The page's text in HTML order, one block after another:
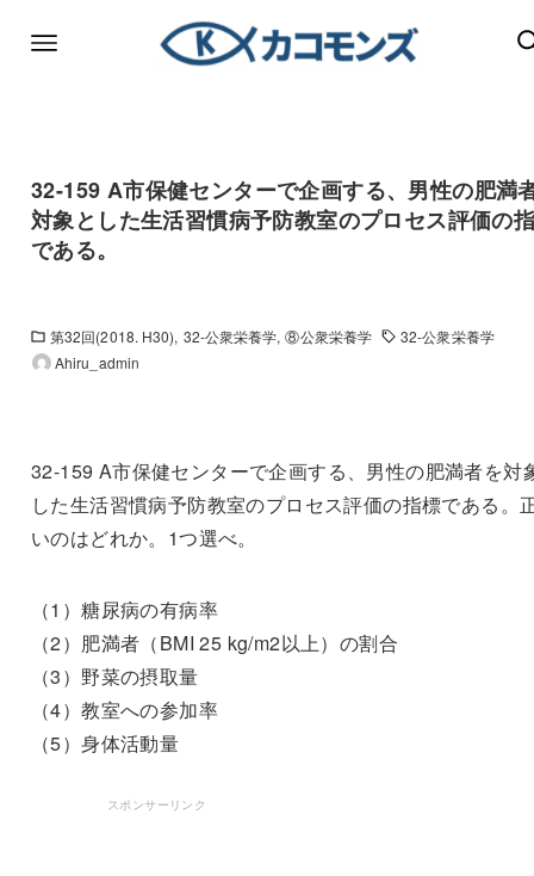
32-159 A市保健センターで企画する、男性の肥満
対象とした生活習慣病予防教室のプロセス評価の
である。
第32回(2018. H30) 32-公衆栄養学 ⑧公衆栄養学
32-公衆栄養学
Ahiru_admin
32-159 A市保健センターで企画する、男性の肥満者を対
した生活習慣病予防教室のプロセス評価の指標である。
いのはどれか。1つ選べ。
（1）糖尿病の有病率
（2）肥満者（BMI 25 kg/m2以上）の割合
（3）野菜の摂取量
（4）教室への参加率
（5）身体活動量
スポンサーリンク